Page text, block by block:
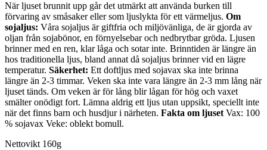
När ljuset brunnit upp går det utmärkt att använda burken till
förvaring av småsaker eller som ljuslykta för ett värmeljus. Om
sojaljus: Våra sojaljus är giftfria och miljövänliga, de är gjorda av
oljan från sojabönor, en förnyelsebar och nedbrytbar gröda. Ljusen
brinner med en ren, klar låga och sotar inte. Brinntiden är längre än
hos traditionella ljus, bland annat då sojaljus brinner vid en lägre
temperatur. Säkerhet: Ett doftljus med sojavax ska inte brinna
längre än 2-3 timmar. Veken ska inte vara längre än 2-3 mm lång när
ljuset tänds. Om veken är för lång blir lågan för hög och vaxet
smälter onödigt fort. Lämna aldrig ett ljus utan uppsikt, speciellt inte
när det finns barn och husdjur i närheten. Fakta om ljuset Vax: 100
% sojavax Veke: oblekt bomull.
Nettovikt 160g